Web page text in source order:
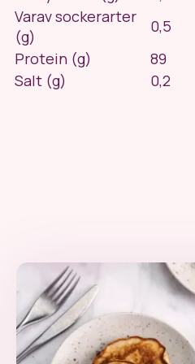
Varav sockerarter
(g)
0,5
Protein (g)
89
Salt (g)
0,2